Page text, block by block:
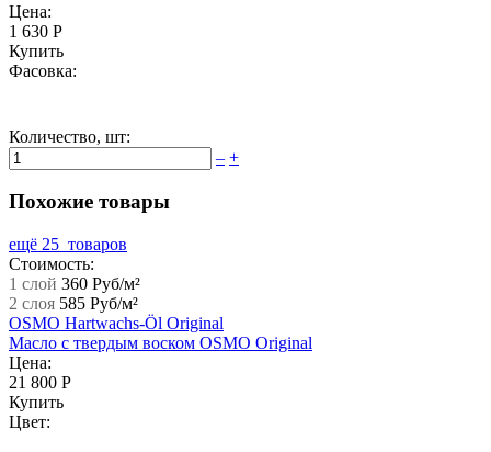
Цена:
1 630 Р
Купить
Фасовка:
Количество, шт:
– +
Похожие товары
ещё 25 товаров
Стоимость:
1 слой 360 Руб/м²
2 слоя 585 Руб/м²
OSMO Hartwachs-Öl Original
Масло с твердым воском OSMO Original
Цена:
21 800 Р
Купить
Цвет: